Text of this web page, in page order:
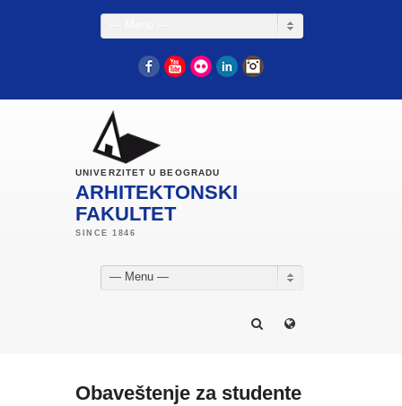
FacebookYouTube
Flickr LinkedIn
UNIVERZITET U BEOGRADU
ARHITEKTONSKI
FAKULTET
— Menu —
Obaveštenje za studente